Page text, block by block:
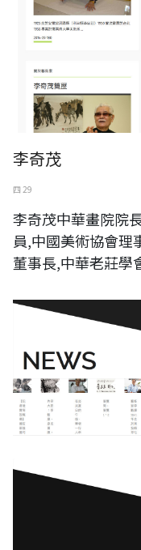
李奇茂
四 29
李奇茂中華畫院院
員,中國美術協會理
董事長,中華老莊學